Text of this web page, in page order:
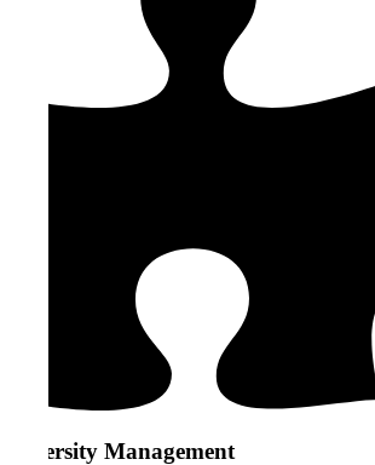
Diversity Management